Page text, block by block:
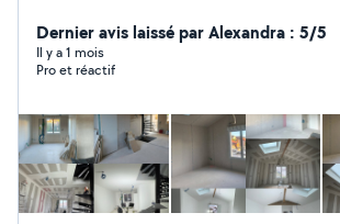
type. Revêtement de sol : parquet tout type.
Démolition: tout type. Devis gratuit et
Qualité de travail : PRO À votre service: Sérieux et
Dernier avis laissé par Alexandra : 5/5
Il y a 1 mois
Pro et réactif